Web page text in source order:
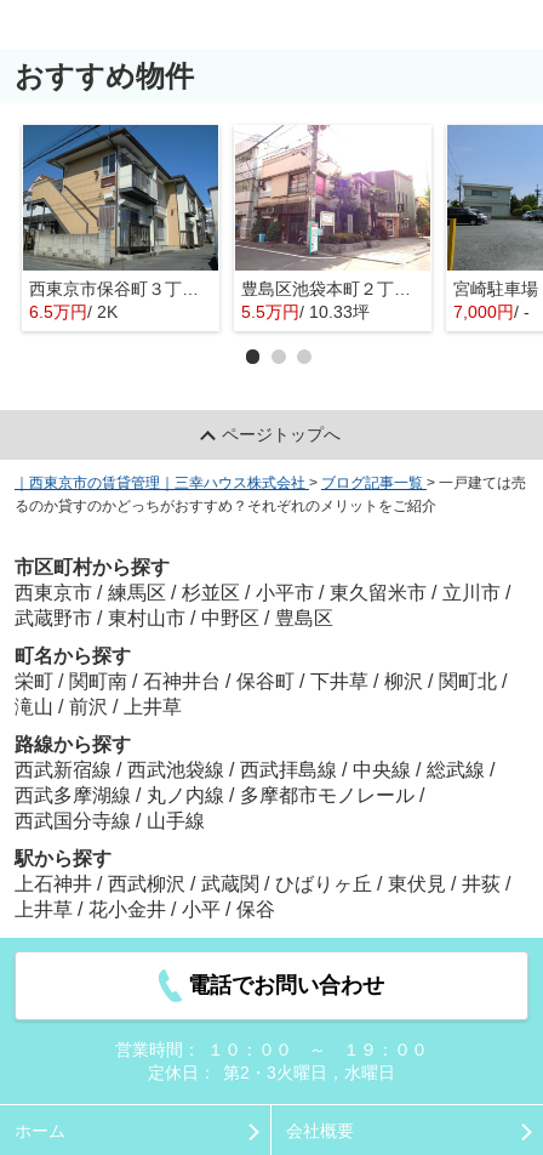
おすすめ物件
西東京市保谷町３丁目のアパート
6.5万円/ 2K
豊島区池袋本町２丁目の倉庫
5.5万円/ 10.33坪 7,000円/ -
ページトップへ
｜西東京市の賃貸管理｜三幸ハウス株式会社 > ブログ記事一覧 > 一戸建ては売
るのか貸すのかどっちがおすすめ？それぞれのメリットをご紹介
市区町村から探す
西東京市 / 練馬区 / 杉並区 / 小平市 / 東久留米市 / 立川市 /
武蔵野市 / 東村山市 / 中野区 / 豊島区
町名から探す
栄町 / 関町南 / 石神井台 / 保谷町 / 下井草 / 柳沢 / 関町北 /
滝山 / 前沢 /
上井草
路線から探す
西武新宿線 / 西武池袋線 / 西武拝島線 / 中央線 / 総武線 /
西武多摩湖線 / 丸ノ内線 / 多摩都市モノレール /
西武国分寺線 / 山手線
駅から探す
上石神井 / 西武柳沢 / 武蔵関 / ひばりヶ丘 / 東伏見 / 井荻 /
上井草 / 花小金井 / 小平 / 保谷
電話でお問い合わせ
営業時間：
１０：００ ～ １９：００
定休日：
第2・3火曜日，水曜日
ホーム 会社概要